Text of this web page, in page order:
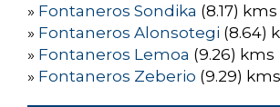
» Fontaneros Sondika (8.17) kms
» Fontaneros Alonsotegi (8.64)
» Fontaneros Lemoa (9.26) kms
» Fontaneros Zeberio (9.29) kms